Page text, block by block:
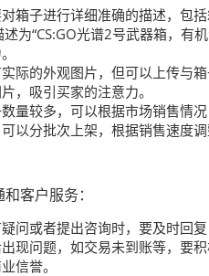
箱子进行详细准确的描述，包
述为“CS:GO光谱2号武器箱，
际的外观图片，但可以上传与
，吸引买家的注意力。
量较多，可以根据市场销售情
以分批次上架，根据销售速度调
客户服务：
问或者提出咨询时，要及时回
现问题，如交易未到账等，要
信誉。